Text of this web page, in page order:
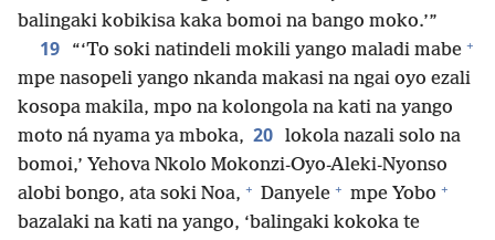
balingaki kobikisa kaka bomoi na bango moko.’”
19 “‘To soki natindeli mokili yango maladi mabe +
mpe nasopeli yango nkanda makasi na ngai oyo ezali
kosopa makila, mpo na kolongola na kati na yango
moto ná nyama ya mboka, 20 lokola nazali solo na
bomoi,’ Yehova Nkolo Mokonzi-Oyo-Aleki-Nyonso
alobi bongo, ata soki Noa, + Danyele + mpe Yobo +
bazalaki na kati na yango, ‘balingaki kokoka te